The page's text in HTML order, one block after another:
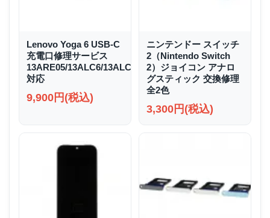
Lenovo Yoga 6 USB-C
充電口修理サービス
13ARE05/13ALC6/13ALC7/13ABR8
対応
9,900円(税込)
ニンテンドー スイッチ
2（Nintendo Switch
2）ジョイコン アナロ
グスティック 交換修理
全2色
3,300円(税込)